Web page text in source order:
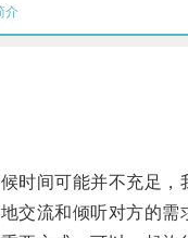
介
间可能并不充足，
流和倾听对方的需